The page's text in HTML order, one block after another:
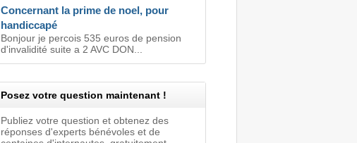
Concernant la prime de noel, pour
handiccapé
Bonjour je percois 535 euros de pension
d'invalidité suite a 2 AVC DON...
Posez votre question maintenant !
Publiez votre question et obtenez des
réponses d'experts bénévoles et de